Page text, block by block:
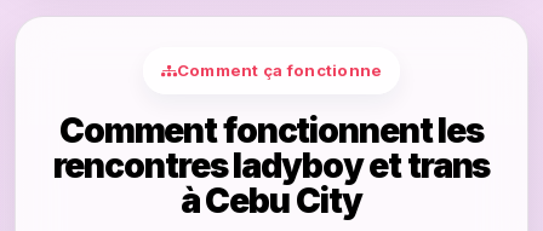
Comment ça fonctionne
Comment fonctionnent les
rencontres ladyboy et trans
à Cebu City